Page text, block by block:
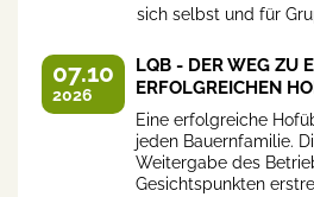
sich selbst und für
07.10
2026
LQB - DER WEG ZU
ERFOLGREICHEN
Eine erfolgreiche
jeden Bauernfamilie.
Weitergabe des
Gesichtspunkten